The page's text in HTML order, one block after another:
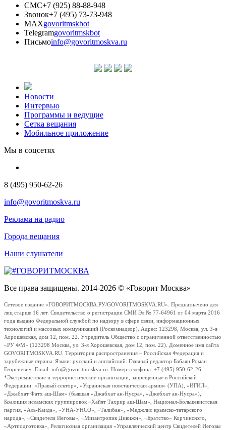
СМС+7 (925) 88-88-948
Звонок+7 (495) 73-73-948
MAXgovoritmskbot
Telegramgovoritmskbot
Письмоinfo@govoritmoskva.ru
Новости
Интервью
Программы и ведущие
Сетка вещания
Мобильное приложение
Мы в соцсетях
8 (495) 950-62-26
info@govoritmoskva.ru
Реклама на радио
Города вещания
Наши слушатели
Все права защищены. 2014-2026 © «Говорит Москва»
Сетевое издание «ГОВОРИТМОСКВА.РУ/GOVORITMOSKVA.RU». Предназначено для
лиц старше 16 лет. Свидетельство о регистрации СМИ Эл № 77-64961 от 04 марта 2016
года выдано Федеральной службой по надзору в сфере связи, информационных
технологий и массовых коммуникаций (Роскомнадзор). Адрес: 123298, Москва, ул. 3-я
Хорошевская, дом 12, пом. 22. Учредитель Общество с ограниченной ответственностью
«РУ ФМ» (123298 Москва, ул. 3-я Хорошевская, дом 12, пом. 22). Доменное имя сайта
GOVORITMOSKVA.RU. Территория распространения – Российская Федерация и
зарубежные страны. Языки: русский и английский. Главный редактор Бабаян Роман
Георгиевич. Email: info@govoritmoskva.ru. Номер телефона: +7 (495) 950-62-26
*Экстремистские и террористические организации, запрещенные в Российской
Федерации: «Правый сектор», «Украинская повстанческая армия» (УПА), «ИГИЛ»,
«Джабхат Фатх аш-Шам» (бывшая «Джабхат ан-Нусра», «Джебхат ан-Нусра»),
Коалиция исламских группировок «Хайят Тахрир аш-Шам», Национал-Большевистская
партия, «Аль-Каида», «УНА-УНСО», «Талибан», «Меджлис крымско-татарского
народа», «Свидетели Иеговы», «Мизантропик Дивижн», «Братство» Корчинского,
«Артподготовка», Религиозная организация «Управленческий центр Свидетелей Иеговы